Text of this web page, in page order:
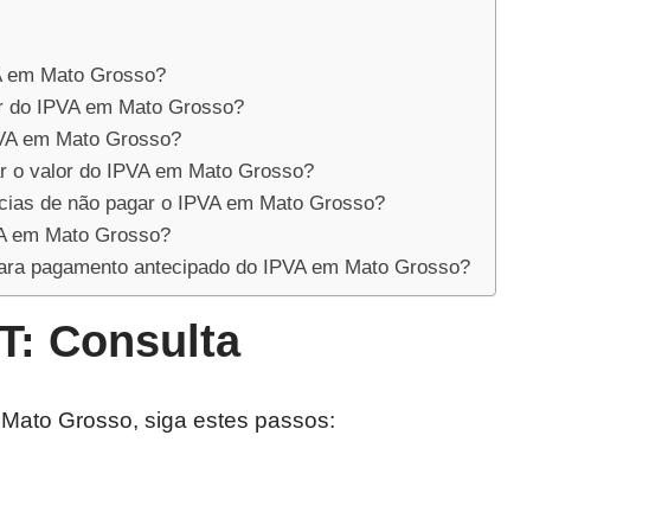
em Mato Grosso?
IPVA em Mato Grosso?
em Mato Grosso?
o valor do IPVA em Mato Grosso?
de não pagar o IPVA em Mato Grosso?
em Mato Grosso?
pagamento antecipado do IPVA em Mato Grosso?
Consulta
Grosso, siga estes passos: